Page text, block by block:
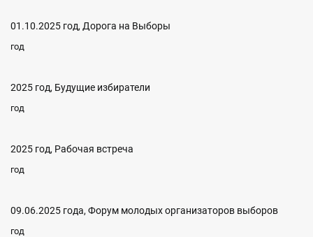
01.10.2025 год, Дорога на Выборы
год
2025 год, Будущие избиратели
год
2025 год, Рабочая встреча
год
09.06.2025 года, Форум молодых организаторов выборов
год